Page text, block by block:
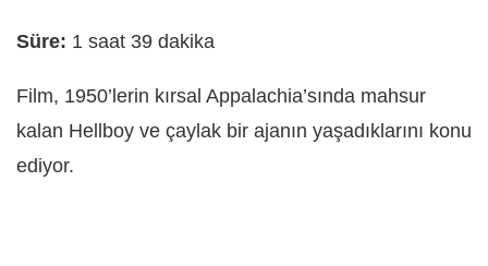
Süre: 1 saat 39 dakika
Film, 1950’lerin kırsal Appalachia’sında mahsur
kalan Hellboy ve çaylak bir ajanın yaşadıklarını konu
ediyor.